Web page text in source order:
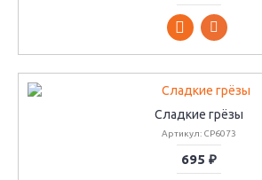
Сладкие грёзы
Артикул: СР6073
695 ₽